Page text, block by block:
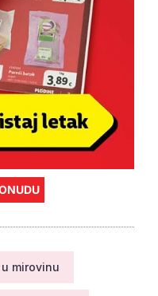
mirovinu